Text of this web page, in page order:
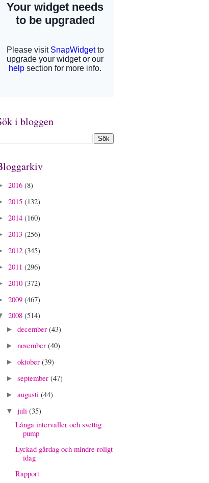
i bloggen
2016 (8)
2015 (132)
2014 (160)
2013 (256)
2012 (345)
2011 (296)
2010 (372)
2009 (467)
2008 (514)
► december (43)
► november (40)
► oktober (39)
► september (47)
► augusti (44)
▼ juli (35)
Långa intervaller och svettig
pump
Lyckad gårdag och mindre roligt
idag
Rapport